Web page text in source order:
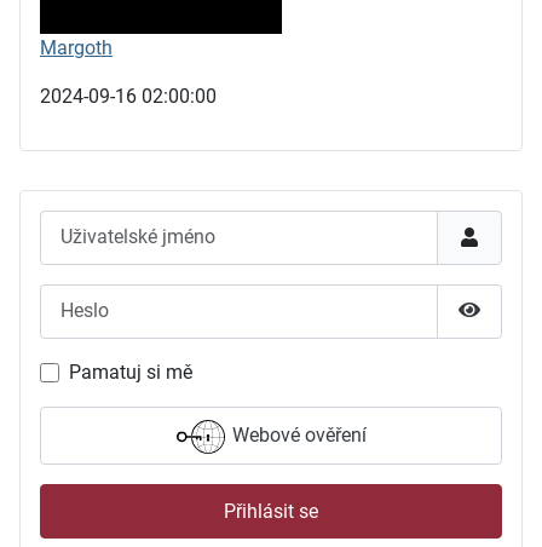
Pamatuj si mě
Webové ověření
Přihlásit se
Margoth
2024-09-16 02:00:00